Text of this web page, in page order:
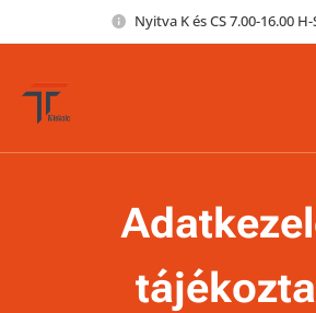
Nyitva K és CS 7.00-16.00 H-